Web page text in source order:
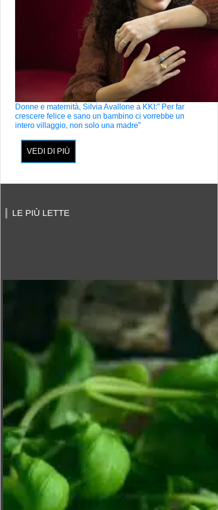
Donne e maternità, Silvia Avallone a KKI:” Per far
crescere felice e sano un bambino ci vorrebbe un
intero villaggio, non solo una madre”
VEDI DI PIÙ
LE PIÙ LETTE